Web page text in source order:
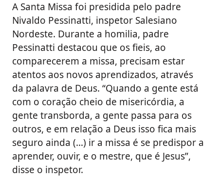
A Santa Missa foi presidida pelo padre
Nivaldo Pessinatti, inspetor Salesiano
Nordeste. Durante a homilia, padre
Pessinatti destacou que os fieis, ao
comparecerem a missa, precisam estar
atentos aos novos aprendizados, através
da palavra de Deus. “Quando a gente está
com o coração cheio de misericórdia, a
gente transborda, a gente passa para os
outros, e em relação a Deus isso fica mais
seguro ainda (…) ir a missa é se predispor a
aprender, ouvir, e o mestre, que é Jesus”,
disse o inspetor.